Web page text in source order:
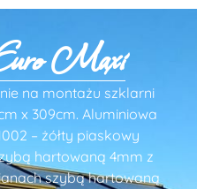
Maxi
na montażu szklarni
x 309cm. Aluminiowa
– żółty piaskowy
hartowaną 4mm z
szybą hartowaną